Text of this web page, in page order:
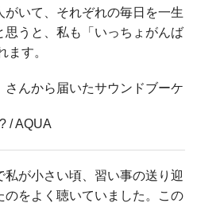
いて、それぞれの毎日を一生
うと、私も「いっちょがんば
ます。
んから届いたサウンドブーケ
/ AQUA
が小さい頃、習い事の送り迎
のをよく聴いていました。この